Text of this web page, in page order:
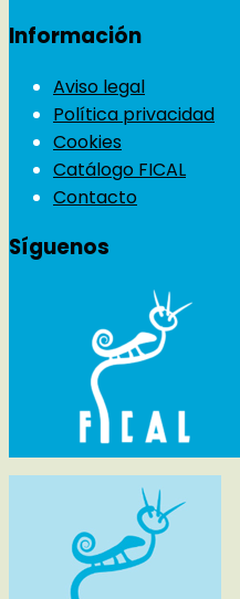
Información
Aviso legal
Política privacidad
Cookies
Catálogo FICAL
Contacto
Síguenos